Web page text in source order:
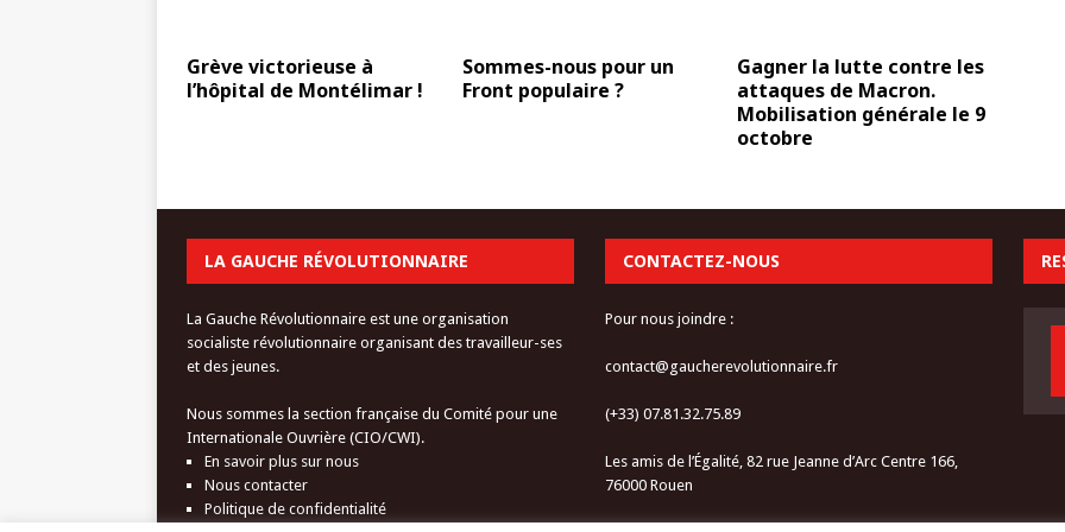
Grève victorieuse à
l’hôpital de Montélimar !
Sommes-nous pour un
Front populaire ?
Gagner la lutte contre les
attaques de Macron.
Mobilisation générale le 9
octobre
LA GAUCHE RÉVOLUTIONNAIRE
La Gauche Révolutionnaire est une organisation
socialiste révolutionnaire organisant des travailleur-ses
et des jeunes.
Nous sommes la section française du Comité pour une
Internationale Ouvrière (CIO/CWI).
En savoir plus sur nous
Nous contacter
Politique de confidentialité
CONTACTEZ-NOUS
Pour nous joindre :
contact@gaucherevolutionnaire.fr
(+33) 07.81.32.75.89
Les amis de l’Égalité, 82 rue Jeanne d’Arc Centre 166,
76000 Rouen